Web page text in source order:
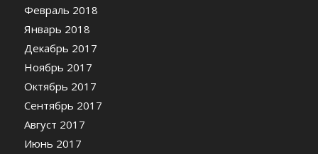
Февраль 2018
Январь 2018
Декабрь 2017
Ноябрь 2017
Октябрь 2017
Сентябрь 2017
Август 2017
Июнь 2017